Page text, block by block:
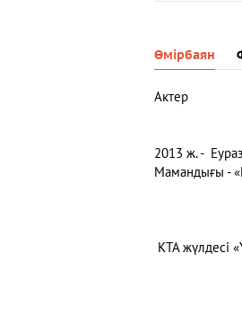
Өмірбаян
Актер
2013 ж. -
Мамандығы -
КТА жүлдесі